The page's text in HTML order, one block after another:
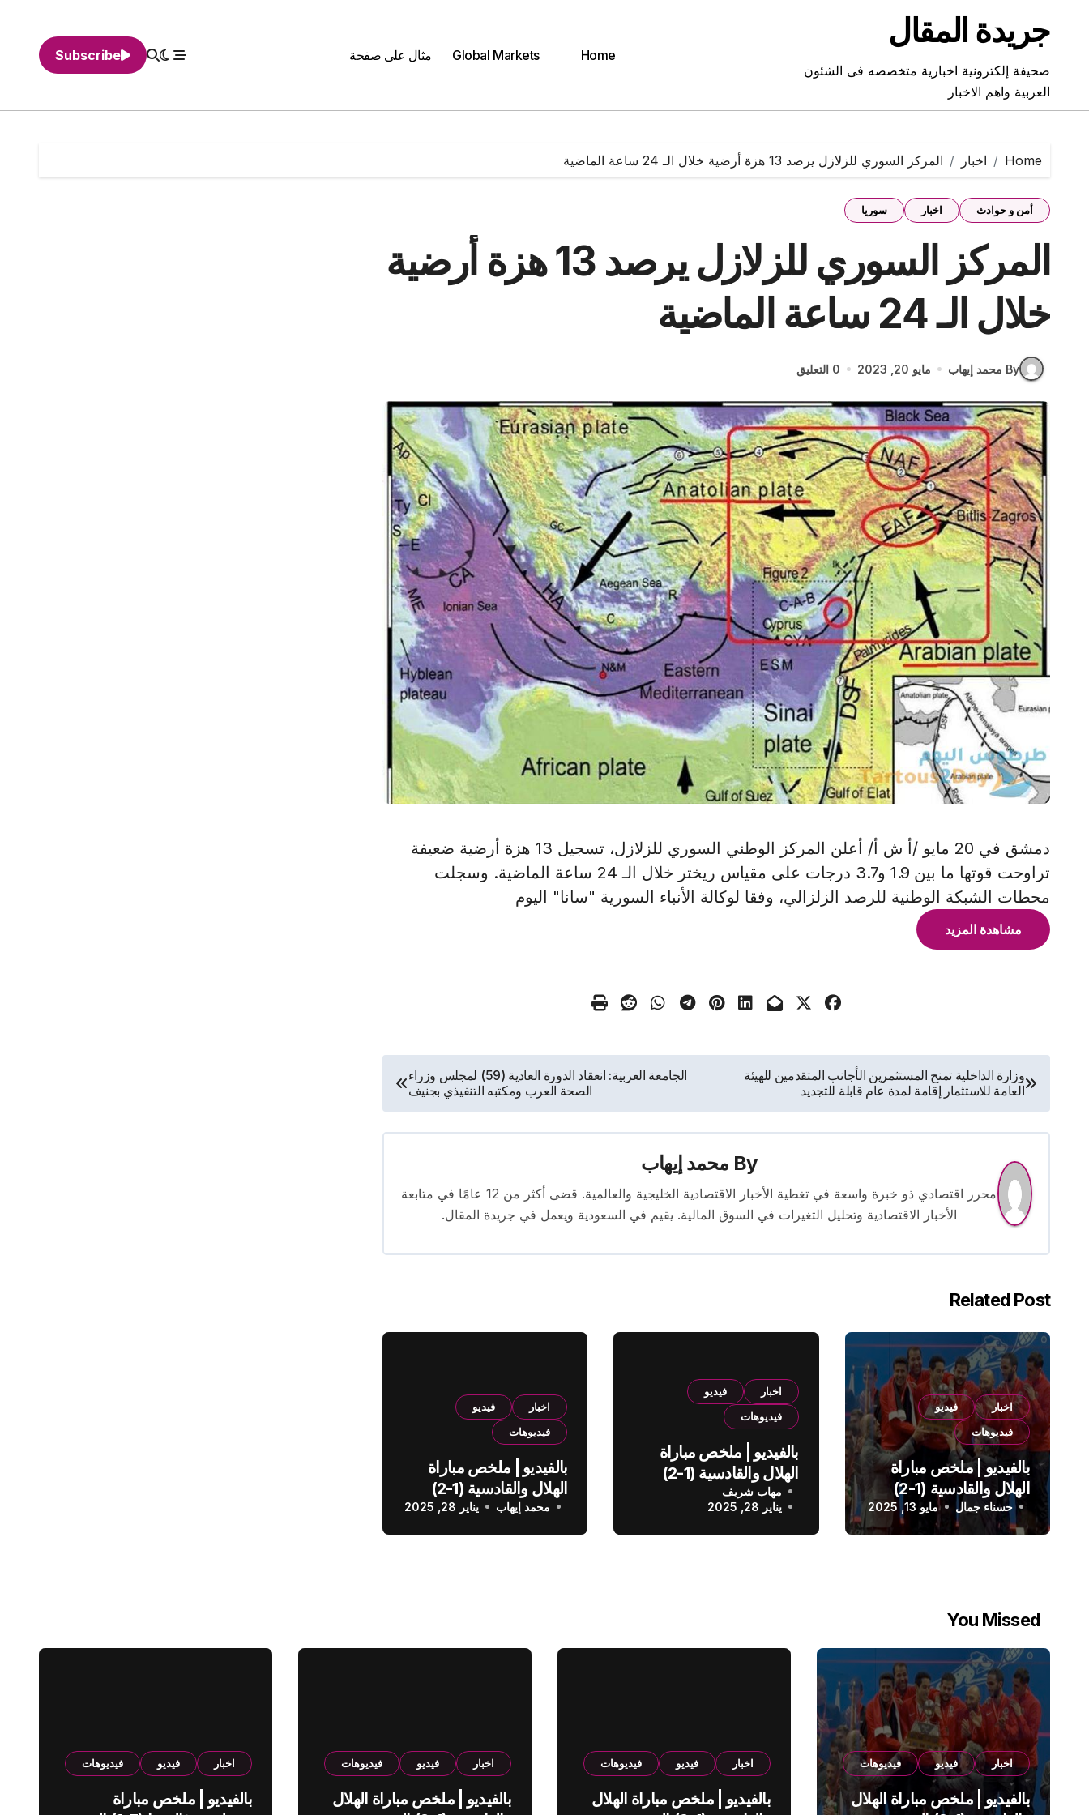
contentجريدة المقال
صحيفة إلكترونية اخبارية متخصصه فى الشئون
العربية واهم الاخبار
Home
Global Markets مثال على صفحة Subscribe
Home اخبار المركز السوري للزلازل يرصد 13 هزة أرضية خلال الـ 24 ساعة الماضية
أمن و حوادث اخبار سوريا
المركز السوري للزلازل يرصد 13 هزة أرضية
خلال الـ 24 ساعة الماضية
By محمد إيهاب مايو 20, 2023 0 التعليق
دمشق في 20 مايو /أ ش أ/ أعلن المركز الوطني السوري للزلازل، تسجيل 13 هزة أرضية ضعيفة
تراوحت قوتها ما بين 1.9 و3.7 درجات على مقياس ريختر خلال الـ 24 ساعة الماضية. وسجلت
محطات الشبكة الوطنية للرصد الزلزالي، وفقا لوكالة الأنباء السورية "سانا" اليوم
مشاهدة المزيد
تصفّح
المقالات
وزارة الداخلية تمنح المستثمرين الأجانب المتقدمين للهيئة
العامة للاستثمار إقامة لمدة عام قابلة للتجديد
الجامعة العربية: انعقاد الدورة العادية (59) لمجلس وزراء
الصحة العرب ومكتبه التنفيذي بجنيف
By محمد إيهاب
محرر اقتصادي ذو خبرة واسعة في تغطية الأخبار الاقتصادية الخليجية والعالمية. قضى أكثر من 12 عامًا في متابعة
الأخبار الاقتصادية وتحليل التغيرات في السوق المالية. يقيم في السعودية ويعمل في جريدة المقال.
Related Post
اخبار
فيديو
فيديوهات
بالفيديو | ملخص مباراة
الهلال والقادسية (1-2)
الدوري السعودي
حسناء جمال مايو 13, 2025
اخبار
فيديو
فيديوهات
بالفيديو | ملخص مباراة
الهلال والقادسية (1-2)
الدوري السعودي
مهاب شريف
يناير 28, 2025
اخبار
فيديو
فيديوهات
بالفيديو | ملخص مباراة
الهلال والقادسية (1-2)
الدوري السعودي
محمد إيهاب يناير 28, 2025
You Missed
اخبار فيديو فيديوهات
بالفيديو | ملخص مباراة الهلال
اخبار فيديو فيديوهات
بالفيديو | ملخص مباراة الهلال
اخبار فيديو فيديوهات
بالفيديو | ملخص مباراة الهلال
اخبار فيديو فيديوهات
بالفيديو | ملخص مباراة